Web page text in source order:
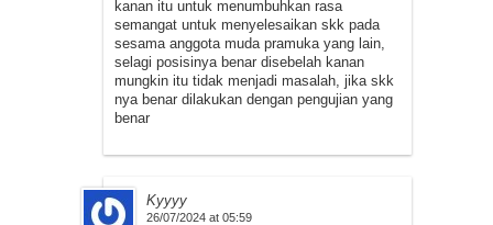
kanan itu untuk menumbuhkan rasa
semangat untuk menyelesaikan skk pada
sesama anggota muda pramuka yang lain,
selagi posisinya benar disebelah kanan
mungkin itu tidak menjadi masalah, jika skk
nya benar dilakukan dengan pengujian yang
benar
Kyyyy
26/07/2024 at 05:59